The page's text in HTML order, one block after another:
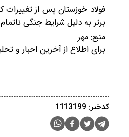
فولاد خوزستان پس از
برتر به دلیل شرایط جنگی
منبع: مهر
برای اطلاع از آخرین اخبار و
کدخبر: 1113199